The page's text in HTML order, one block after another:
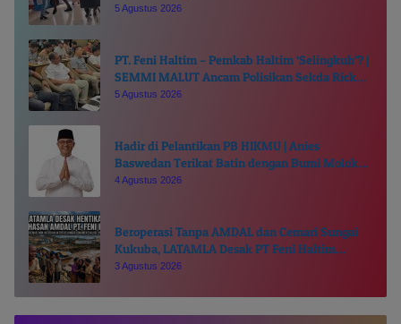
5 Agustus 2026
PT. Feni Haltim – Pemkab Haltim ‘Selingkuh’? |
SEMMI MALUT Ancam Polisikan Sekda Ricky
Chairul Richfat
5 Agustus 2026
Hadir di Pelantikan PB HIKMU | Anies
Baswedan Terikat Batin dengan Bumi Moloku
Kie Raha
4 Agustus 2026
Beroperasi Tanpa AMDAL dan Cemari Sungai
Kukuba, LATAMLA Desak PT Feni Haltim
Diproses Pidana
3 Agustus 2026